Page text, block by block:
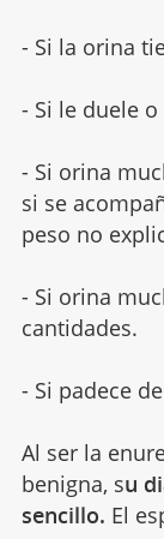
- Si la orina
- Si le duele
- Si orina
si se
peso no
- Si orina
cantidades.
- Si padece
Al ser la
benigna, su
sencillo. El